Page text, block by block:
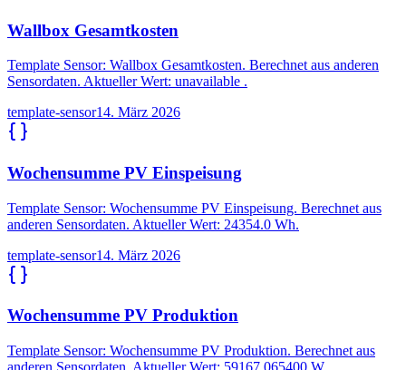
Wallbox Gesamtkosten
Template Sensor: Wallbox Gesamtkosten. Berechnet aus anderen
Sensordaten. Aktueller Wert: unavailable .
template-sensor14. März 2026
Wochensumme PV Einspeisung
Template Sensor: Wochensumme PV Einspeisung. Berechnet aus
anderen Sensordaten. Aktueller Wert: 24354.0 Wh.
template-sensor14. März 2026
Wochensumme PV Produktion
Template Sensor: Wochensumme PV Produktion. Berechnet aus